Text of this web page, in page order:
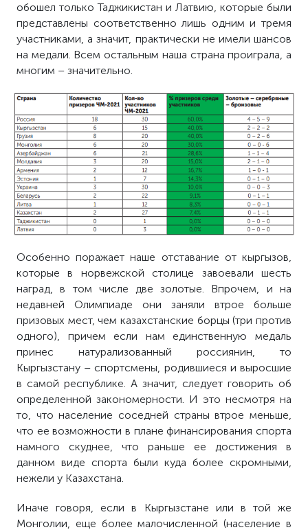
обошел только Таджикистан и Латвию, которые были
представлены соответственно лишь одним и тремя
участниками, а значит, практически не имели шансов
на медали. Всем остальным наша страна проиграла, а
многим – значительно.
Особенно поражает наше отставание от кыргызов,
которые в норвежской столице завоевали шесть
наград, в том числе две золотые. Впрочем, и на
недавней Олимпиаде они заняли втрое больше
призовых мест, чем казахстанские борцы (три против
одного), причем если нам единственную медаль
принес натурализованный россиянин, то
Кыргызстану – спортсмены, родившиеся и выросшие
в самой республике. А значит, следует говорить об
определенной закономерности. И это несмотря на
то, что население соседней страны втрое меньше,
что ее возможности в плане финансирования спорта
намного скуднее, что раньше ее достижения в
данном виде спорта были куда более скромными,
нежели у Казахстана.
Иначе говоря, если в Кыргызстане или в той же
Монголии, еще более малочисленной (население в